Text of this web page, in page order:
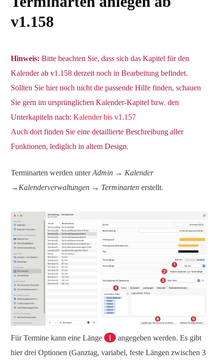
v1.158
Hinweis: Bitte beachten Sie, dass sich das Kapitel für den
Kalender ab v1.158 derzeit noch in Bearbeitung befindet.
Sollten Sie hier noch nicht die passende Hilfe finden, schauen
Sie gern im ursprünglichen Kalender-Kapitel bzw. den
Unterkapiteln nach: Kalender bis v1.157
Auch dort finden Sie eine detaillierte Beschreibung aller
Funktionen, lediglich in altem Design.
Terminarten werden unterAdmin → Kalender
→Kalenderverwaltungen → Terminarten erstellt.
Für Termine kann eine Länge 1
angegeben werden. Es gibt
hier drei Optionen (Ganztag, variabel, feste Längen zwischen 3